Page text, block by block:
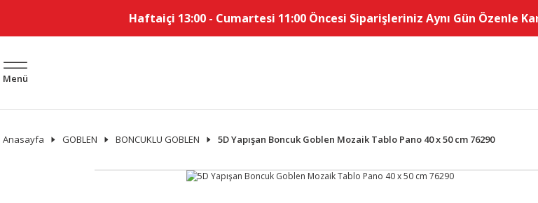
Haftaiçi 13:00 - Cumartesi 11:00 Öncesi Siparişleriniz Aynı Gün Özenle
Menü
Anasayfa GOBLEN BONCUKLU GOBLEN 5D Yapışan Boncuk Goblen Mozaik Tablo Pano 40 x 50 cm 76290